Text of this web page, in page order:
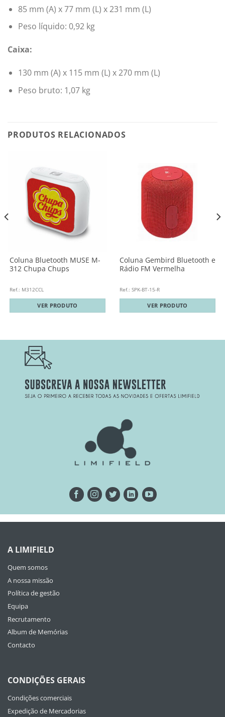
85 mm (A) x 77 mm (L) x 231 mm (L)
Peso líquido: 0,92 kg
Caixa:
130 mm (A) x 115 mm (L) x 270 mm (L)
Peso bruto: 1,07 kg
PRODUTOS RELACIONADOS
Coluna Bluetooth MUSE M-
312 Chupa Chups
Ref.: M312CCL
VER PRODUTO
Coluna Gembird Bluetooth e
Rádio FM Vermelha
Ref.: SPK-BT-15-R
VER PRODUTO
A LIMIFIELD
Quem somos
A nossa missão
Política de gestão
Equipa
Recrutamento
Album de Memórias
Contacto
CONDIÇÕES GERAIS
Condições comerciais
Expedição de Mercadorias